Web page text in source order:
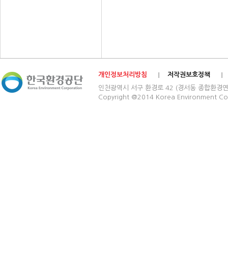
개인정보처리방침
저작권보호정책
인천광역시 서구 환경로 42 (경서동 종합
Copyright @2014 Korea Environment